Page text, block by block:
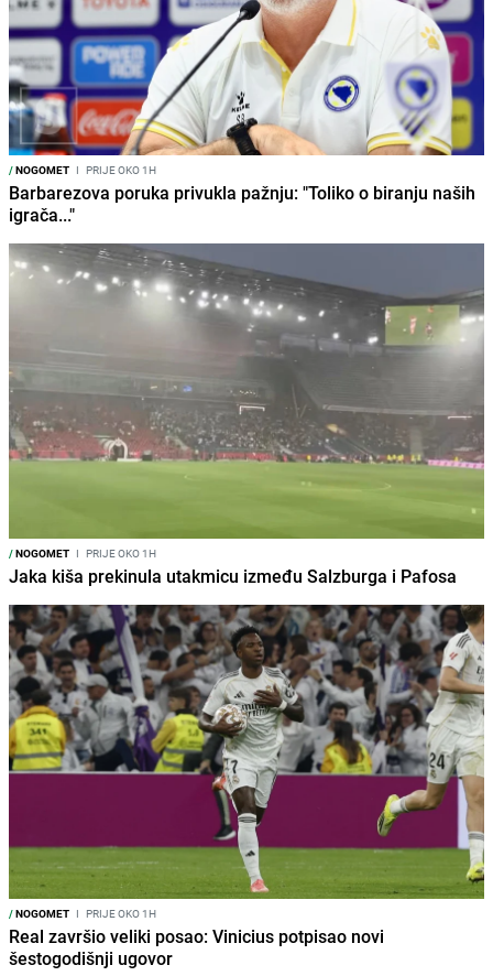
/NOGOMET I PRIJE OKO 1H
Barbarezova poruka privukla pažnju: "Toliko o biranju naših
igrača..."
/NOGOMET I PRIJE OKO 1H
Jaka kiša prekinula utakmicu između Salzburga i Pafosa
/NOGOMET I PRIJE OKO 1H
Real završio veliki posao: Vinicius potpisao novi
šestogodišnji ugovor